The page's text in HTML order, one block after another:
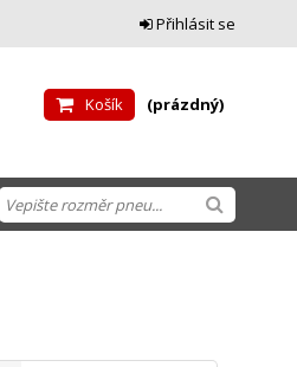
Přihlásit se
Košík (prázdný)